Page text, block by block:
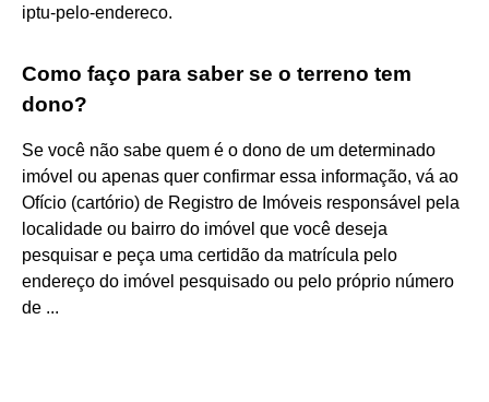
iptu-pelo-endereco.
Como faço para saber se o terreno tem
dono?
Se você não sabe quem é o dono de um determinado
imóvel ou apenas quer confirmar essa informação, vá ao
Ofício (cartório) de Registro de Imóveis responsável pela
localidade ou bairro do imóvel que você deseja
pesquisar e peça uma certidão da matrícula pelo
endereço do imóvel pesquisado ou pelo próprio número
de ...